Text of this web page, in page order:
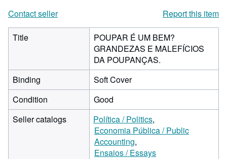
Contact seller
Report this item
Title
POUPAR É UM BEM?
GRANDEZAS E MALEFÍCIOS
DA POUPANÇAS.
Binding
Soft Cover
Condition
Good
Seller catalogs
Política / Politics
Economia Pública / Public
Accounting
Ensaios / Essays